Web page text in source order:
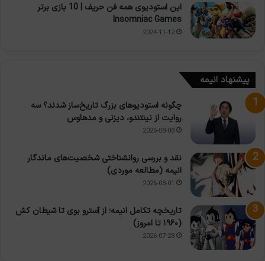
این استودیوی همه فن حریف | 10 بازی برتر
Insomniac Games
2024-11-12
پیشنهاد انیمه
چگونه استودیوهای بزرگ تاریخ‌ساز شدند؟ سه
روایت از نینتندو، دیزنی و مدهاوس
2026-08-08
نقد و بررسی روانشناختی شخصیت‌های ماندگار
انیمه (مطالعه موردی)
2026-08-01
تاریخچه تکامل انیمه؛ از آسترو بوی تا شیطان کش
(۱۹۶۰ تا امروز)
2026-07-28